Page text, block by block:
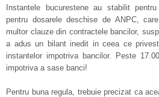
Instantele bucurestene au stabilit
pentru dosarele deschise de ANPC,
multor clauze din contractele bancilor,
a adus un bilant inedit in ceea ce
instantelor impotriva bancilor. Peste
impotriva a sase banci!
Pentru buna regula, trebuie precizat ca